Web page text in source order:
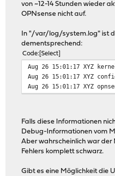
von ~12-14 Stunden wieder
OPNsense nicht auf.
In "/var/log/system.log" ist
dementsprechend:
Code Select
Aug 26 15:01:17 XYZ
Aug 26 15:01:17 XYZ
Aug 26 15:01:17 XYZ
Falls diese Informationen
Debug-Informationen vom
Aber wahrscheinlich war der
Fehlers komplett schwarz.
Gibt es eine Möglichkeit die